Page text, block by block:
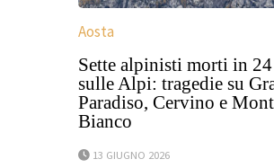
Aosta
Sette alpinisti morti in
sulle Alpi: tragedie su
Paradiso, Cervino e
Bianco
13 GIUGNO 2026